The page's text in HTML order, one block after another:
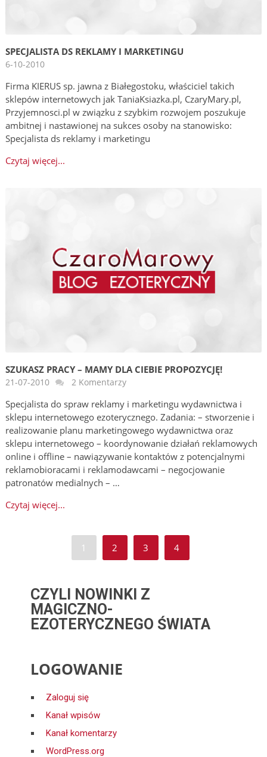
SPECJALISTA DS REKLAMY I MARKETINGU
6-10-2010
Firma KIERUS sp. jawna z Białegostoku, właściciel takich
sklepów internetowych jak TaniaKsiazka.pl, CzaryMary.pl,
Przyjemnosci.pl w związku z szybkim rozwojem poszukuje
ambitnej i nastawionej na sukces osoby na stanowisko:
Specjalista ds reklamy i marketingu
Czytaj więcej...
SZUKASZ PRACY – MAMY DLA CIEBIE PROPOZYCJĘ!
21-07-2010 2 Komentarzy
Specjalista do spraw reklamy i marketingu wydawnictwa i
sklepu internetowego ezoterycznego. Zadania: – stworzenie i
realizowanie planu marketingowego wydawnictwa oraz
sklepu internetowego – koordynowanie działań reklamowych
online i offline – nawiązywanie kontaktów z potencjalnymi
reklamobioracami i reklamodawcami – negocjowanie
patronatów medialnych – …
Czytaj więcej...
1 2 3 4
CZYLI NOWINKI Z
MAGICZNO-
EZOTERYCZNEGO ŚWIATA
LOGOWANIE
Zaloguj się
Kanał wpisów
Kanał komentarzy
WordPress.org